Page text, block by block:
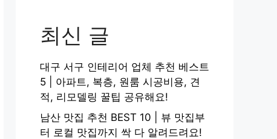
최신 글
대구 서구 인테리어 업체 추천 베스트
5 | 아파트, 복층, 원룸 시공비용, 견
적, 리모델링 꿀팁 공유해요!
남산 맛집 추천 BEST 10 | 뷰 맛집부
터 로컬 맛집까지 싹 다 알려드려요!